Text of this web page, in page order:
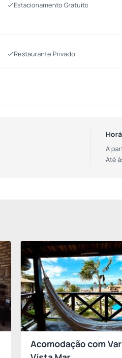
Estacionamento Gratuito
Restaurante Privado
A
Até
Acomodação com